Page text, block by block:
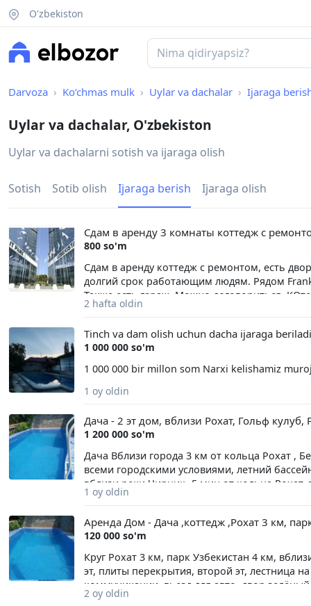
O'zbekiston
Darvoza Ko‘chmas mulk Uylar va dachalar Ijaraga
Uylar va dachalar, O'zbekiston
Uylar va dachalarni sotish va ijaraga olish
Sotish Sotib olish Ijaraga berish Ijaraga olish
Сдам в аренду 3 комнаты коттедж с
800 so'm
Сдам в аренду коттедж с ремонтом, есть
долгий срок работающим людям. Рядом
Также есть гараж. Можно договориться.
2 hafta oldin
Tinch va dam olish uchun dacha ijaraga
1 000 000 so'm
1 000 000 bir millon som Narxi kelishamiz
1 oy oldin
Дача - 2 эт дом, вблизи Рохат, Гольф кулуб,
1 200 000 so'm
Дача Вблизи города 3 км от кольца Рохат ,
всеми городскими условиями, летний
вблизи реки Чирчик -5 мин от кольца
аккуратная, чистая. Имеется природный
стиральная машинка автомат, газ плита , 2
летняя веранда 5 на 6 метров . на веранде
веранде, В дом кухня газ плита все
шампуры, барбекю, дрова. Въезд для авто,
решётки имеется ночное освещение. Сауна
входит, отдельная оплата) . Лестница на
1 oy oldin
Аренда Дом - Дача ,коттедж ,Рохат 3 км,
120 000 so'm
Круг Рохат 3 км, парк Узбекистан 4 км,
эт, плиты перекрытия, второй эт, лестница
коммуникации, вьезд для авто .двор
имеется сауна, прир газ.водопровод,
2 oy oldin